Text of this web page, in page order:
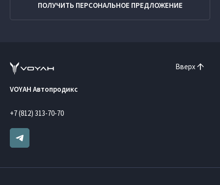
ПОЛУЧИТЬ ПЕРСОНАЛЬНОЕ ПРЕДЛОЖЕНИЕ
Вверх
VOYAH Автопродикс
+7 (812) 313-70-70